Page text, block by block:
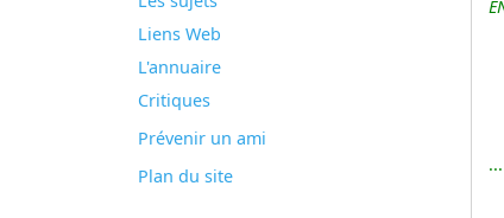
Liens Web
L'annuaire
Critiques
Prévenir un ami
Plan du site
...